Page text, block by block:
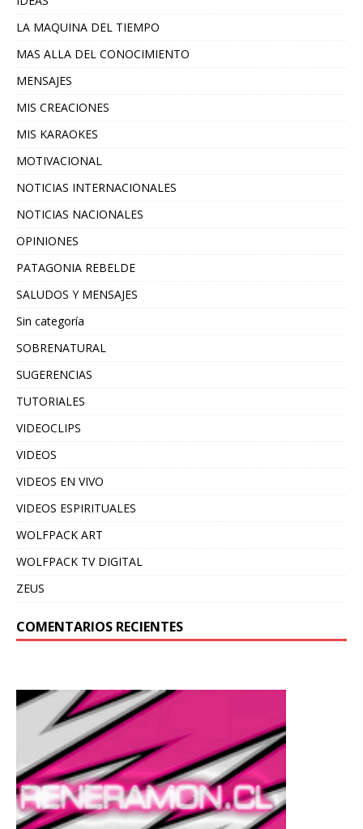
LA MAQUINA DEL TIEMPO
MAS ALLA DEL CONOCIMIENTO
MENSAJES
MIS CREACIONES
MIS KARAOKES
MOTIVACIONAL
NOTICIAS INTERNACIONALES
NOTICIAS NACIONALES
OPINIONES
PATAGONIA REBELDE
SALUDOS Y MENSAJES
Sin categoría
SOBRENATURAL
SUGERENCIAS
TUTORIALES
VIDEOCLIPS
VIDEOS
VIDEOS EN VIVO
VIDEOS ESPIRITUALES
WOLFPACK ART
WOLFPACK TV DIGITAL
ZEUS
COMENTARIOS RECIENTES